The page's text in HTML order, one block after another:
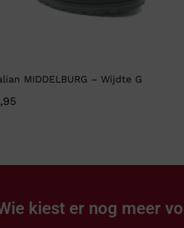
MIDDELBURG – Wijdte G
kiest er nog meer